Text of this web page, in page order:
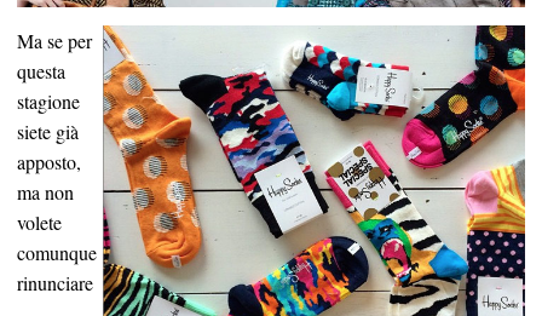
Ma se per
questa
stagione
siete già
apposto,
ma non
volete
comunque
rinunciare